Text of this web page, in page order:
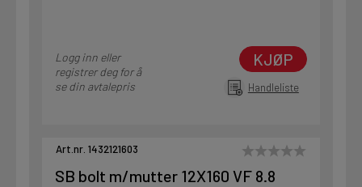
Logg inn eller
registrer deg for å
se din avtalepris
KJØP
Handleliste
Art.nr. 1432121603
SB bolt m/mutter 12X160 VF 8.8